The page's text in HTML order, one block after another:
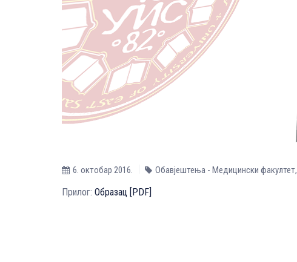
6. октобар 2016. Обавјештења - Медицински факултет,
Прилог: Образац [PDF]